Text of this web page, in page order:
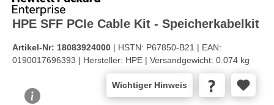
HPE SFF PCIe Cable Kit - Speicherkabelkit
Artikel-Nr: 18083924000 | HSTN: P67850-B21 | EAN:
0190017696393 | Hersteller: HPE | Versandgewicht: 0.074 kg
Wichtiger Hinweis